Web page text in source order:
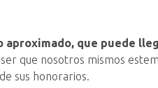
aproximado, que puede
que nosotros mismos
sus honorarios.